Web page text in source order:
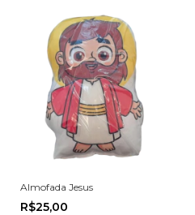
Almofada Jesus
R$25,00